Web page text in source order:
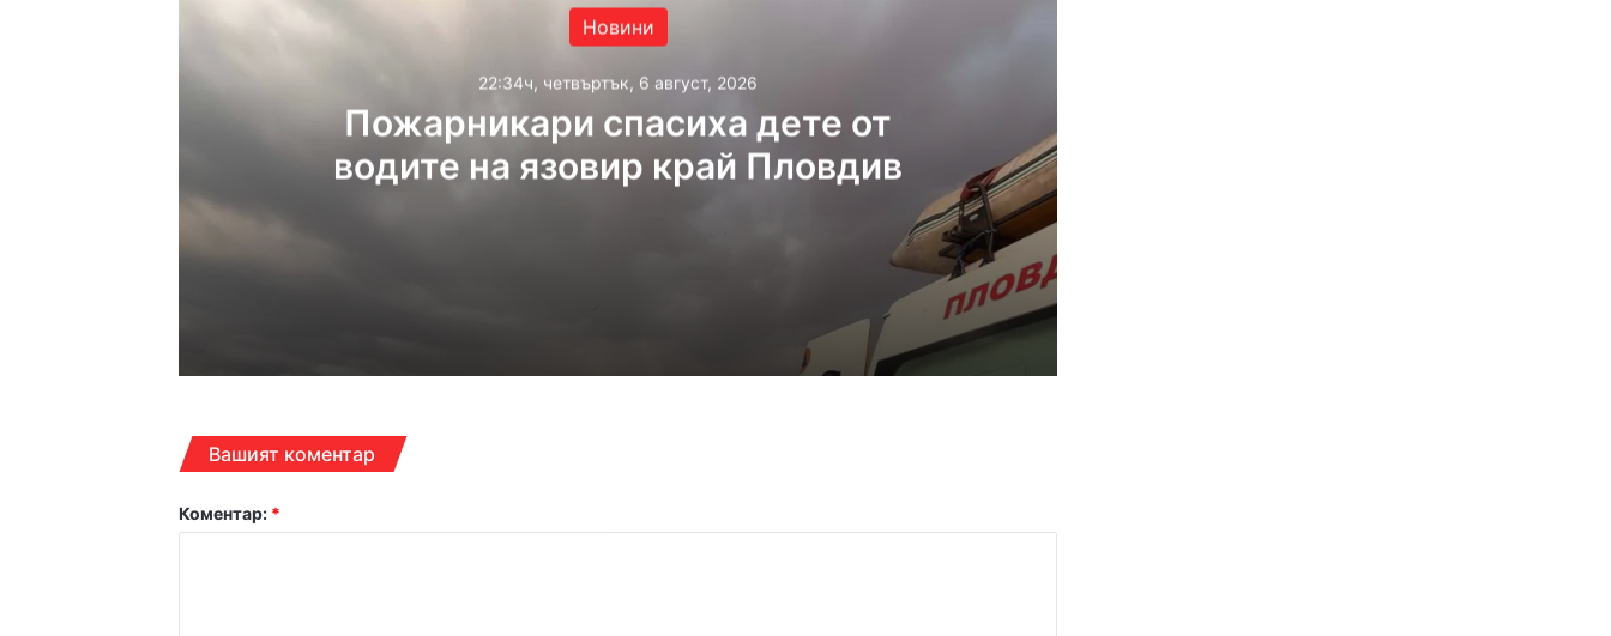
Новини
22:34ч, четвъртък, 6 август, 2026
Пожарникари спасиха дете от
водите на язовир край Пловдив
22:15ч, четвъртък, 6 август, 2026
Вашият коментар
Коментар: *